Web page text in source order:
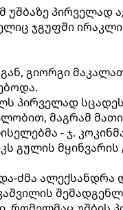
უშბაზე პირველად
ჯგუფში ირაკლი
გიორგი
პირველად
მაგრამ
- ჯ.
გულის მყინვარის
ძმა ალექსანდრა